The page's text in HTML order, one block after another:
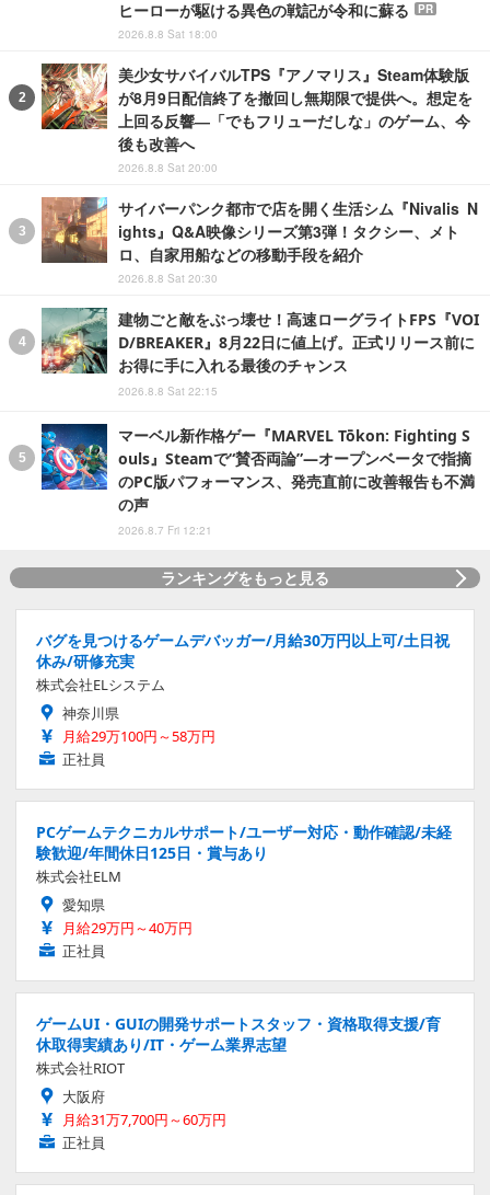
ヒーローが駆ける異色の戦記が令和に蘇る PR
2026.8.8 Sat 18:00
美少女サバイバルTPS『アノマリス』Steam体験版
が8月9日配信終了を撤回し無期限で提供へ。想定を
上回る反響―「でもフリューだしな」のゲーム、今
後も改善へ
2026.8.8 Sat 20:00
サイバーパンク都市で店を開く生活シム『Nivalis N
ights』Q&A映像シリーズ第3弾！タクシー、メト
ロ、自家用船などの移動手段を紹介
2026.8.8 Sat 20:30
建物ごと敵をぶっ壊せ！高速ローグライトFPS『VOI
D/BREAKER』8月22日に値上げ。正式リリース前に
お得に手に入れる最後のチャンス
2026.8.8 Sat 22:15
マーベル新作格ゲー『MARVEL Tōkon: Fighting S
ouls』Steamで“賛否両論”―オープンベータで指摘
のPC版パフォーマンス、発売直前に改善報告も不満
の声
2026.8.7 Fri 12:21
ランキングをもっと見る
バグを見つけるゲームデバッガー/月給30万円以上可/土日祝
休み/研修充実
株式会社ELシステム
神奈川県
月給29万100円～58万円
正社員
PCゲームテクニカルサポート/ユーザー対応・動作確認/未経
験歓迎/年間休日125日・賞与あり
株式会社ELM
愛知県
月給29万円～40万円
正社員
ゲームUI・GUIの開発サポートスタッフ・資格取得支援/育
休取得実績あり/IT・ゲーム業界志望
株式会社RIOT
大阪府
月給31万7,700円～60万円
正社員